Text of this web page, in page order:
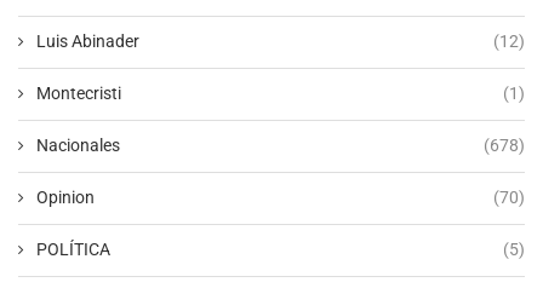
Luis Abinader (12)
Montecristi (1)
Nacionales (678)
Opinion (70)
POLÍTICA (5)